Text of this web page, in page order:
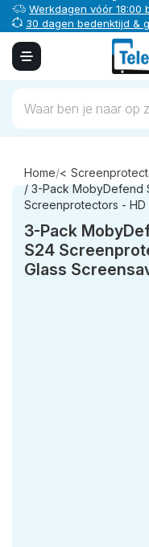
Werkdagen vóór 18:00
30 dagen bedenktijd &
Veilig online betalen
Home/
/ 3-Pack MobyDefend
Screenprotectors - HD
3-Pack
S24
Glass